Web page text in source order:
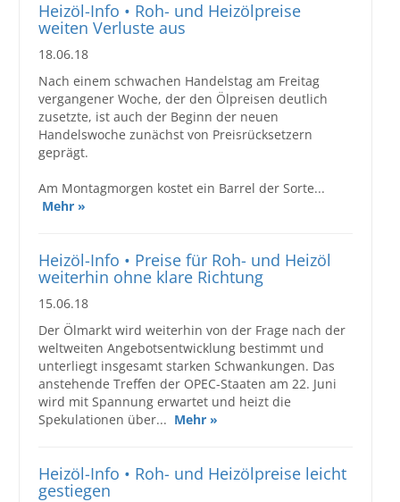
Heizöl-Info • Roh- und Heizölpreise
weiten Verluste aus
18.06.18
Nach einem schwachen Handelstag am Freitag
vergangener Woche, der den Ölpreisen deutlich
zusetzte, ist auch der Beginn der neuen
Handelswoche zunächst von Preisrücksetzern
geprägt.
Am Montagmorgen kostet ein Barrel der Sorte...
Mehr »
Heizöl-Info • Preise für Roh- und Heizöl
weiterhin ohne klare Richtung
15.06.18
Der Ölmarkt wird weiterhin von der Frage nach der
weltweiten Angebotsentwicklung bestimmt und
unterliegt insgesamt starken Schwankungen. Das
anstehende Treffen der OPEC-Staaten am 22. Juni
wird mit Spannung erwartet und heizt die
Spekulationen über... Mehr »
Heizöl-Info • Roh- und Heizölpreise leicht
gestiegen